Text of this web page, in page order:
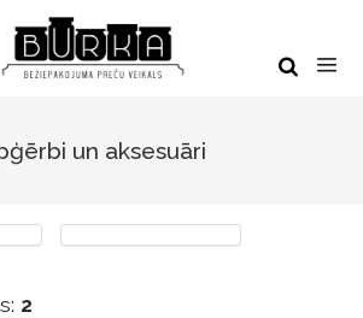
un aksesuāri
2